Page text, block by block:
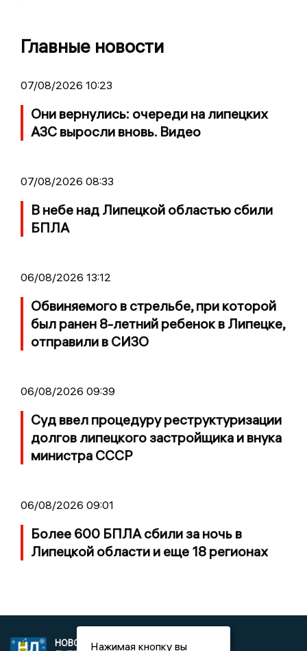
Главные новости
07/08/2026 10:23
Они вернулись: очереди на липецких
АЗС выросли вновь. Видео
07/08/2026 08:33
В небе над Липецкой областью сбили
БПЛА
06/08/2026 13:12
Обвиняемого в стрельбе, при которой
был ранен 8-летний ребенок в Липецке,
отправили в СИЗО
06/08/2026 09:39
Суд ввел процедуру реструктуризации
долгов липецкого застройщика и внука
министра СССР
06/08/2026 09:01
Более 600 БПЛА сбили за ночь в
Липецкой области и еще 18 регионах
НОВОСТИ
2021 © NEWSLIPETSK.RU | СИ
Нажимая кнопку вы